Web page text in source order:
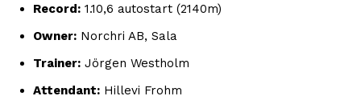
Record: 1.10,6 autostart (2140m)
Owner: Norchri AB, Sala
Trainer: Jörgen Westholm
Attendant: Hillevi Frohm